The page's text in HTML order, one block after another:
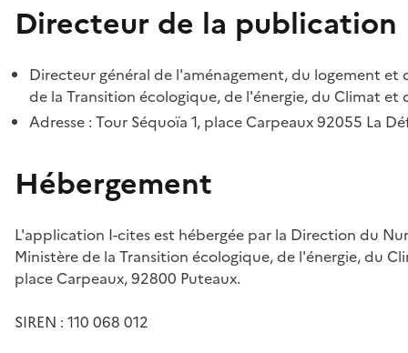
Directeur de la publication
Directeur général de l'aménagement, du logement
de la Transition écologique, de l'énergie, du Climat et
Adresse : Tour Séquoïa 1, place Carpeaux 92055 La
Hébergement
L'application I-cites est hébergée par la Direction du
Ministère de la Transition écologique, de l'énergie, du
place Carpeaux, 92800 Puteaux.
SIREN : 110 068 012